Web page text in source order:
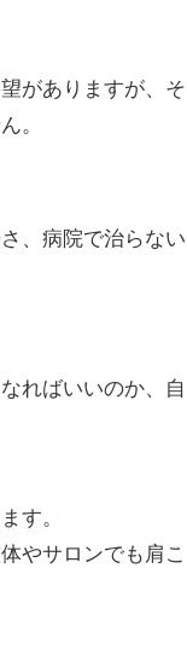
がありますが、そ
。
、病院で治らない
ればいいのか、自
す。
やサロンでも肩こ